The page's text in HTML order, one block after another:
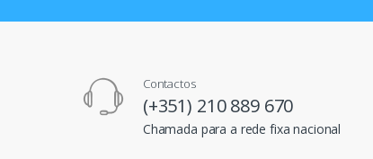
Contactos
(+351) 210 889 670
Chamada para a rede fixa nacional